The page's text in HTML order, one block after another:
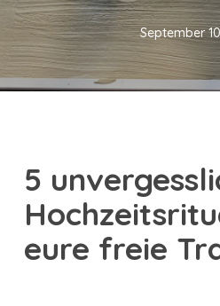
September
5
eure freie